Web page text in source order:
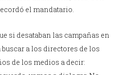
el mandatario.
si desataban las campañas en
a los directores de los
de los medios a decir: